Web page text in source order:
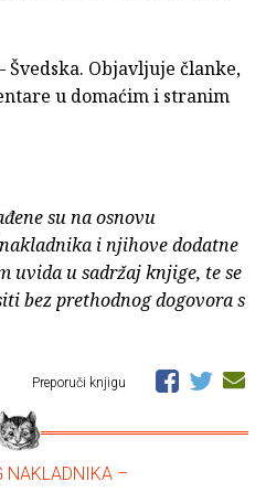
Objavljuje članke,
u domaćim i stranim
su na osnovu
i njihove dodatne
uvida u sadržaj knjige, te se
bez prethodnog dogovora s
Preporuči knjigu
NAKLADNIKA –